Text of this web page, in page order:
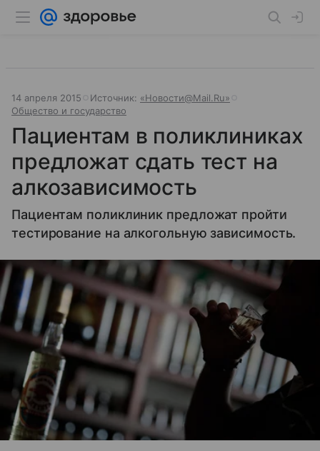
14 апреля 2015 Источник: «Новости@Mail.Ru»
Общество и государство
Пациентам в поликлиниках
предложат сдать тест на
алкозависимость
Пациентам поликлиник предложат пройти
тестирование на алкогольную зависимость.